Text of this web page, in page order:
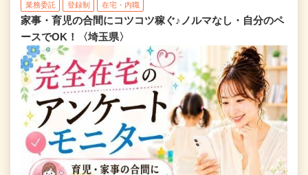
業務委託 登録制 在宅・内職
家事・育児の合間にコツコツ稼ぐ♪ノルマなし・自分のペ
ースでOK！〈埼玉県〉